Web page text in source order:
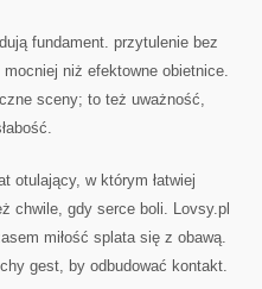
fundament. przytulenie bez
niż efektowne obietnice.
sceny; to też uważność,
otulający, w którym łatwiej
chwile, gdy serce boli. Lovsy.pl
miłość splata się z obawą.
gest, by odbudować kontakt.